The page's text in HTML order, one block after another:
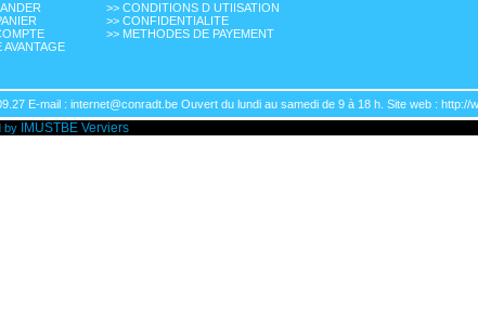
AVANTAGE
>> CONDITIONS D UTIISATION
>> CONFIDENTIALITE
>> METHODES DE PAYEMENT
E-mail : internet@conradt.be Ouvert du lundi au samedi de 9 à 18 h. Site web : http://
by
IMUSTBE Verviers